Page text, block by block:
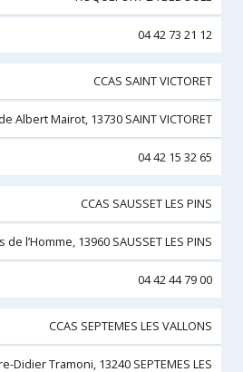
04 42 73 21 12
CCAS SAINT VICTORET
Albert Mairot, 13730 SAINT VICTORET
04 42 15 32 65
CCAS SAUSSET LES PINS
l’Homme, 13960 SAUSSET LES PINS
04 42 44 79 00
CCAS SEPTEMES LES VALLONS
Didier Tramoni, 13240 SEPTEMES LES